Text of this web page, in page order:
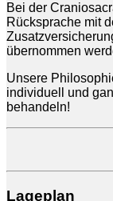
Bei der
Rücksprache mit
übernommen
Unsere
individuell und
behandeln!
Lageplan